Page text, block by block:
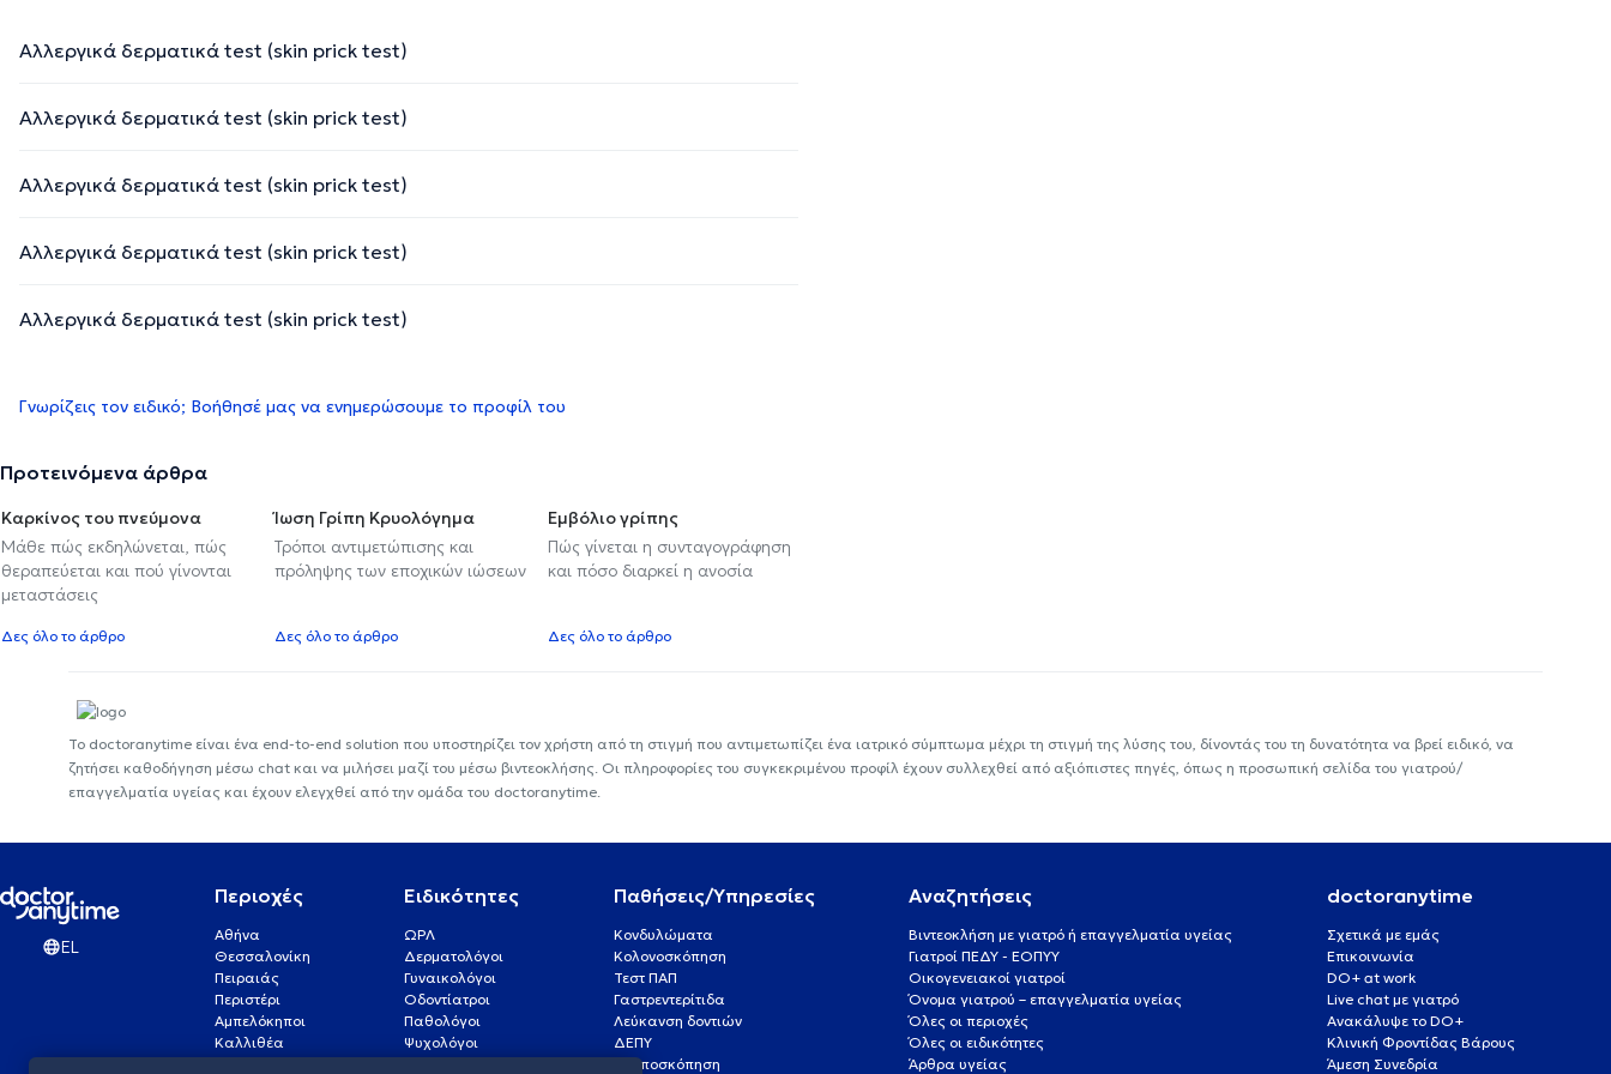
Αλλεργικά δερματικά test (skin prick test)
Αλλεργικά δερματικά test (skin prick test)
Αλλεργικά δερματικά test (skin prick test)
Αλλεργικά δερματικά test (skin prick test)
Αλλεργικά δερματικά test (skin prick test)
Γνωρίζεις τον ειδικό; Βοήθησέ μας να ενημερώσουμε το προφίλ του
Προτεινόμενα άρθρα
Καρκίνος του πνεύμονα
Μάθε πώς εκδηλώνεται, πώς
θεραπεύεται και πού γίνονται
μεταστάσεις
Δες όλο το άρθρο
Ίωση Γρίπη Κρυολόγημα
Τρόποι αντιμετώπισης και
πρόληψης των εποχικών ιώσεων
Δες όλο το άρθρο
Εμβόλιο γρίπης
Πώς γίνεται η συνταγογράφηση
και πόσο διαρκεί η ανοσία
Δες όλο το άρθρο
Το doctoranytime είναι ένα end-to-end solution που υποστηρίζει τον χρήστη από τη στιγμή που αντιμετωπίζει ένα ιατρικό σύμπτωμα μέχρι τη στιγμή της λύσης του, δίνοντάς του τη δυνατότητα να βρεί ειδικό, να
ζητήσει καθοδήγηση μέσω chat και να μιλήσει μαζί του μέσω βιντεοκλήσης. Οι πληροφορίες του συγκεκριμένου προφίλ έχουν συλλεχθεί από αξιόπιστες πηγές, όπως η προσωπική σελίδα του γιατρού/
επαγγελματία υγείας και έχουν ελεγχθεί από την ομάδα του doctoranytime.
EL
Περιοχές
Αθήνα
Θεσσαλονίκη
Πειραιάς
Περιστέρι
Αμπελόκηποι
Καλλιθέα
Ειδικότητες
ΩΡΛ
Δερματολόγοι
Γυναικολόγοι
Οδοντίατροι
Παθολόγοι
Ψυχολόγοι
Παθήσεις/Υπηρεσίες
Κονδυλώματα
Κολονοσκόπηση
Τεστ ΠΑΠ
Γαστρεντερίτιδα
Λεύκανση δοντιών
ΔΕΠΥ
Κολποσκόπηση
Αναζητήσεις
Βιντεοκλήση με γιατρό ή επαγγελματία υγείας
Γιατροί ΠΕΔΥ - ΕΟΠΥΥ
Οικογενειακοί γιατροί
Όνομα γιατρού – επαγγελματία υγείας
Όλες οι περιοχές
Όλες οι ειδικότητες
Άρθρα υγείας
doctoranytime
Σχετικά με εμάς
Επικοινωνία
DO+ at work
Live chat με γιατρό
Ανακάλυψε το DO+
Κλινική Φροντίδας Βάρους
Άμεση Συνεδρία